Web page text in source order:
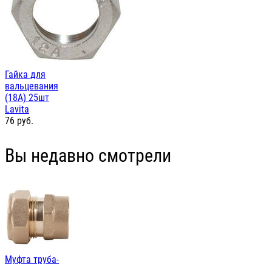
Гайка для
вальцевания
(18А) 25шт
Lavita
76 руб.
Вы недавно смотрели
Муфта труба-